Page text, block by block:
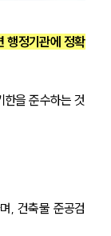
행정기관에 정확
을 준수하는 것
, 건축물 준공검